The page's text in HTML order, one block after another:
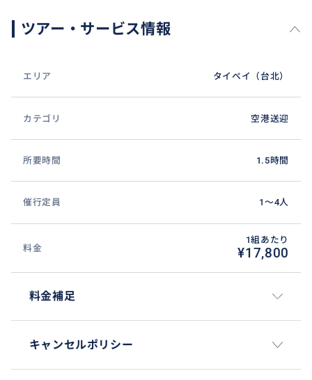
ツアー・サービス情報
エリア タイペイ（台北）
カテゴリ 空港送迎
所要時間 1.5時間
催行定員 1〜4人
料金
1組あたり
¥17,800
料金補足
キャンセルポリシー